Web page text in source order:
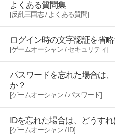
よくある質問集
[反乱三国志 / よくある質問]
ログイン時の文字認証を省
[ゲームオーシャン / セキュリティ]
パスワードを忘れた場合は
か？
[ゲームオーシャン / パスワード]
IDを忘れた場合は、どうす
[ゲームオーシャン / ID]